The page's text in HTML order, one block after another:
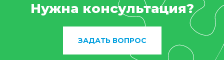
Нужна консультация?
ЗАДАТЬ ВОПРОС